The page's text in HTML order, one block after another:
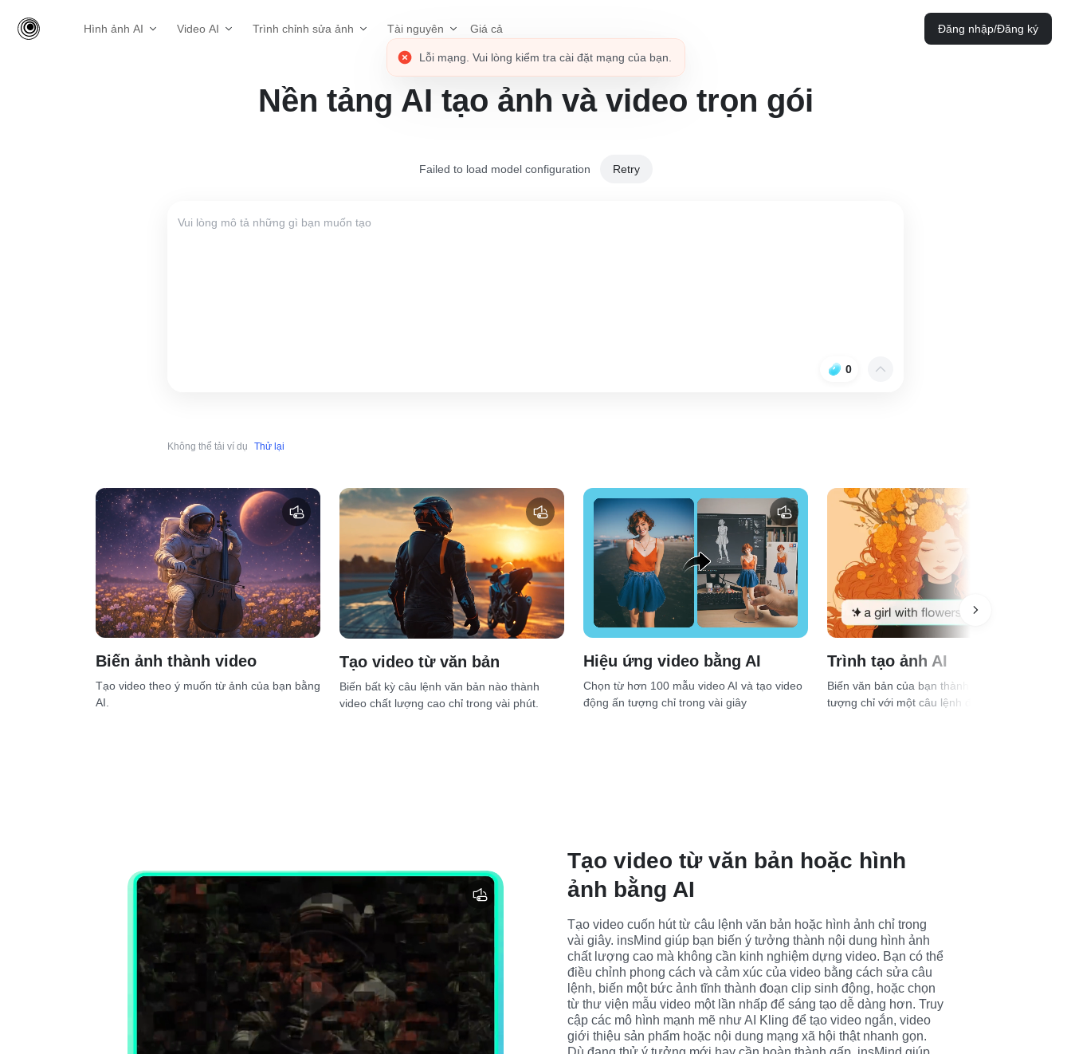
Hình ảnh AI Video AI Trình chỉnh sửa ảnh Tài nguyên Giá cả Đăng nhập/Đăng ký
Nền tảng AI tạo ảnh và video trọn gói
Failed to load model configuration Retry
0
Không thể tải ví dụ Thử lại
Biến ảnh thành video
Tạo video theo ý muốn từ ảnh của bạn bằng
AI.
Tạo video từ văn bản
Biến bất kỳ câu lệnh văn bản nào thành
video chất lượng cao chỉ trong vài phút.
Hiệu ứng video bằng AI
Chọn từ hơn 100 mẫu video AI và tạo video
động ấn tượng chỉ trong vài giây
Trình tạo ảnh AI
Biến văn bản của bạn thành hình ảnh ấn
tượng chỉ với một câu lệnh đơn giản
Tạo video từ văn bản hoặc hình
ảnh bằng AI
Tạo video cuốn hút từ câu lệnh văn bản hoặc hình ảnh chỉ trong
vài giây. insMind giúp bạn biến ý tưởng thành nội dung hình ảnh
chất lượng cao mà không cần kinh nghiệm dựng video. Bạn có thể
điều chỉnh phong cách và cảm xúc của video bằng cách sửa câu
lệnh, biến một bức ảnh tĩnh thành đoạn clip sinh động, hoặc chọn
từ thư viện mẫu video một lần nhấp để sáng tạo dễ dàng hơn. Truy
cập các mô hình mạnh mẽ như AI Kling để tạo video ngắn, video
giới thiệu sản phẩm hoặc nội dung mạng xã hội thật nhanh gọn.